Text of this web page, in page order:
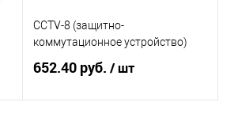
CCTV-8 (защитно-
коммутационное устройство)
652.40 руб. / шт